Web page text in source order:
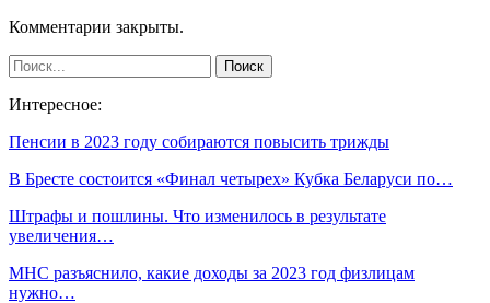
Комментарии закрыты.
Интересное:
Пенсии в 2023 году собираются повысить трижды
В Бресте состоится «Финал четырех» Кубка Беларуси по…
Штрафы и пошлины. Что изменилось в результате
увеличения…
МНС разъяснило, какие доходы за 2023 год физлицам
нужно…